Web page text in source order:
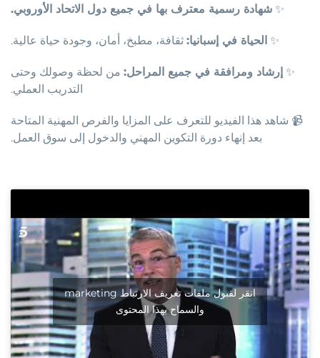
✨شهادة رسمية معترف بها في جميع دول الاتحاد الأوروبي.
✨الحياة في إسبانيا:ثقافة، مطبخ، أمان، وجودة حياة عالية.
✨إرشاد ومرافقة في جميع المراحل:من لحظة وصولك وحتى
التدريب العملي.
📹 شاهد هذا الفيديو للتعرف على المزايا والفرص المهنية المتاحة
بعد إنهاء دورة التكوين المهني والدخول إلى سوق العمل.
انقر لقبول ملفات تعريف الارتباط marketing
والسماح بهذا المحتوى